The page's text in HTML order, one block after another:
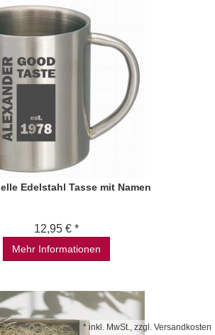
Edelstahl Tasse mit Namen
12,95 € *
Mehr Informationen
* inkl. MwSt., zzgl. Versandkosten